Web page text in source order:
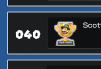
040